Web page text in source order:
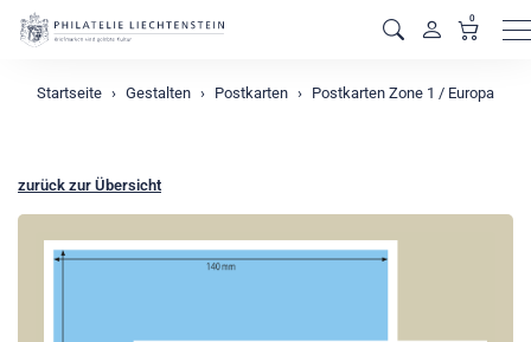
0
Startseite Gestalten Postkarten Postkarten Zone 1 / Europa
zurück zur Übersicht